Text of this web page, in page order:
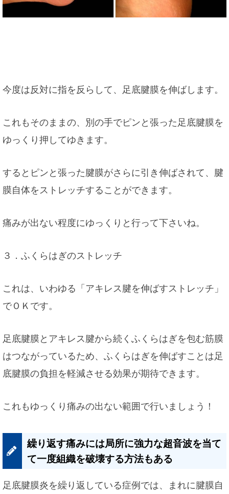
今度は反対に指を反らして、足底腱膜を伸ばします。
これもそのままの、別の手でピンと張った足底腱膜を
ゆっくり押してゆきます。
するとピンと張った腱膜がさらに引き伸ばされて、腱
膜自体をストレッチすることができます。
痛みが出ない程度にゆっくりと行って下さいね。
３．ふくらはぎのストレッチ
これは、いわゆる「アキレス腱を伸ばすストレッチ」
でＯＫです。
足底腱膜とアキレス腱から続くふくらはぎを包む筋膜
はつながっているため、ふくらはぎを伸ばすことは足
底腱膜の負担を軽減させる効果が期待できます。
これもゆっくり痛みの出ない範囲で行いましょう！
繰り返す痛みには局所に強力な超音波を当て
て一度組織を破壊する方法もある
足底腱膜炎を繰り返している症例では、まれに腱膜自